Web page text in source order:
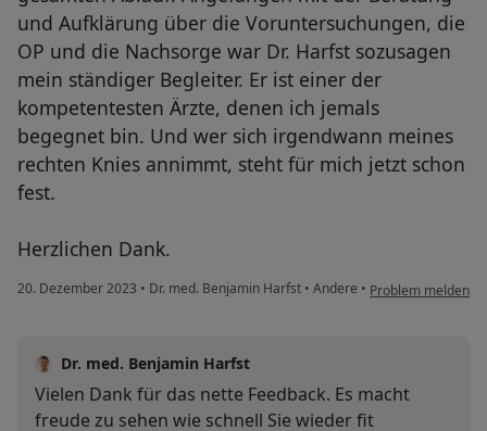
und Aufklärung über die Voruntersuchungen, die
OP und die Nachsorge war Dr. Harfst sozusagen
mein ständiger Begleiter. Er ist einer der
kompetentesten Ärzte, denen ich jemals
begegnet bin. Und wer sich irgendwann meines
rechten Knies annimmt, steht für mich jetzt schon
fest.
Herzlichen Dank.
20. Dezember 2023 • Dr. med. Benjamin Harfst • Andere • Problem melden
Dr. med. Benjamin Harfst
Vielen Dank für das nette Feedback. Es macht
freude zu sehen wie schnell Sie wieder fit